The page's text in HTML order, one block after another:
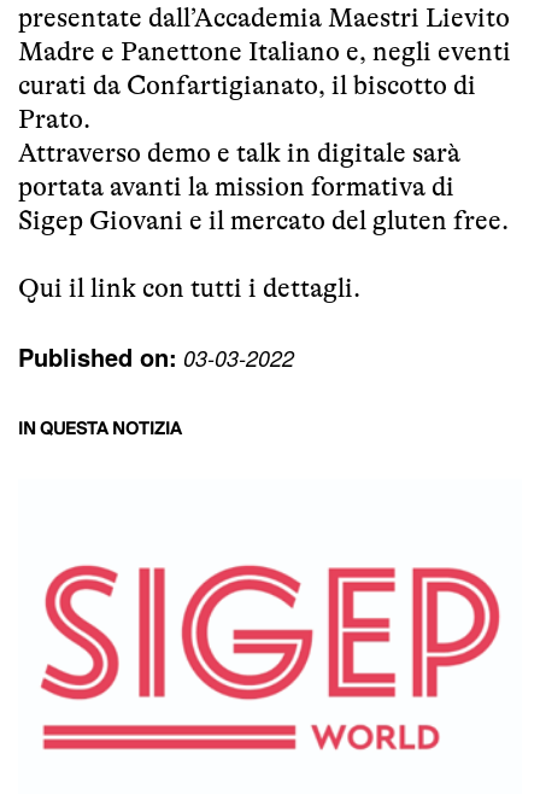
presentate dall’Accademia Maestri Lievito
Madre e Panettone Italiano e, negli eventi
curati da Confartigianato, il biscotto di
Prato.
Attraverso demo e talk in digitale sarà
portata avanti la mission formativa di
Sigep Giovani e il mercato del gluten free.
Qui il link con tutti i dettagli.
Published on: 03-03-2022
IN QUESTA NOTIZIA